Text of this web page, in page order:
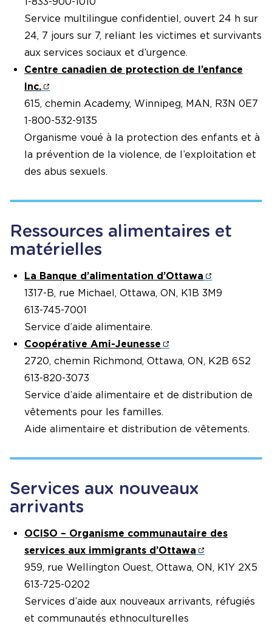
Service multilingue confidentiel, ouvert 24 h sur
24, 7 jours sur 7, reliant les victimes et survivants
aux services sociaux et d’urgence.
Centre canadien de protection de l’enfance
Inc.
615, chemin Academy, Winnipeg, MAN, R3N 0E7
1-800-532-9135
Organisme voué à la protection des enfants et à
la prévention de la violence, de l’exploitation et
des abus sexuels.
Ressources alimentaires et
matérielles
La Banque d’alimentation d’Ottawa
1317-B, rue Michael, Ottawa, ON, K1B 3M9
613-745-7001
Service d’aide alimentaire.
Coopérative Ami-Jeunesse
2720, chemin Richmond, Ottawa, ON, K2B 6S2
613-820-3073
Service d’aide alimentaire et de distribution de
vêtements pour les familles.
Aide alimentaire et distribution de vêtements.
Services aux nouveaux
arrivants
OCISO – Organisme communautaire des
services aux immigrants d’Ottawa
959, rue Wellington Ouest, Ottawa, ON, K1Y 2X5
613-725-0202
Services d’aide aux nouveaux arrivants, réfugiés
et communautés ethnoculturelles